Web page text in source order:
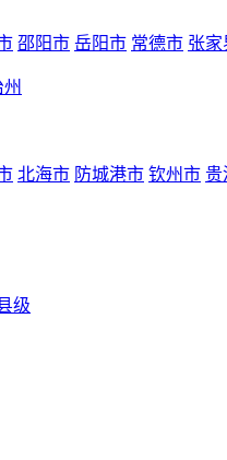
邵阳市 岳阳市 常德市 张家
北海市 防城港市 钦州市 贵
级